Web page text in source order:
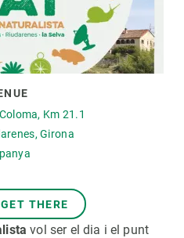
Km 21.1
Girona
THERE
vol ser el dia i el punt